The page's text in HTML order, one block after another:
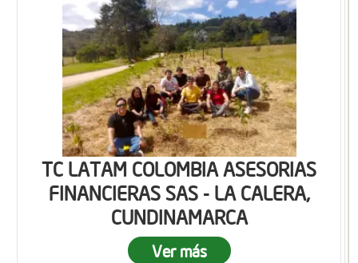
TC LATAM COLOMBIA ASESORIAS
FINANCIERAS SAS - LA CALERA,
CUNDINAMARCA
Ver más